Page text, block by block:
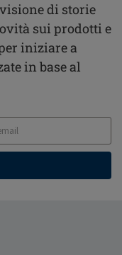
di storie
sui prodotti e
iniziare a
in base al